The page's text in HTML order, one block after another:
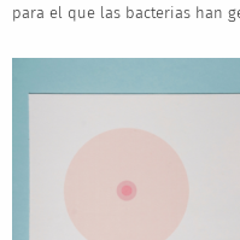
para el que las bacterias han